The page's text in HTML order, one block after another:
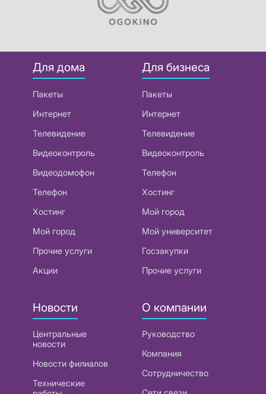
Для дома
Пакеты
Интернет
Телевидение
Видеоконтроль
Видеодомофон
Телефон
Хостинг
Мой город
Прочие услуги
Акции
Для бизнеса
Пакеты
Интернет
Телевидение
Видеоконтроль
Телефон
Хостинг
Мой город
Мой университет
Госзакупки
Прочие услуги
Новости
Центральные
новости
Новости филиалов
Технические
О компании
Руководство
Компания
Сотрудничество